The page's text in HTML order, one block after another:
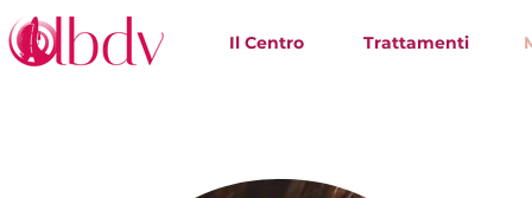
Il Centro Trattamenti